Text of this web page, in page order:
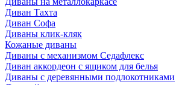
Диван Тахта
Диван Софа
Диваны клик-кляк
Кожаные диваны
Диваны с механизмом Седафлекс
Диван аккордеон с ящиком для белья
Диваны с деревянными подлокотниками